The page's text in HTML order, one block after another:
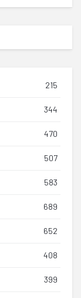
215
344
470
507
583
689
652
408
399